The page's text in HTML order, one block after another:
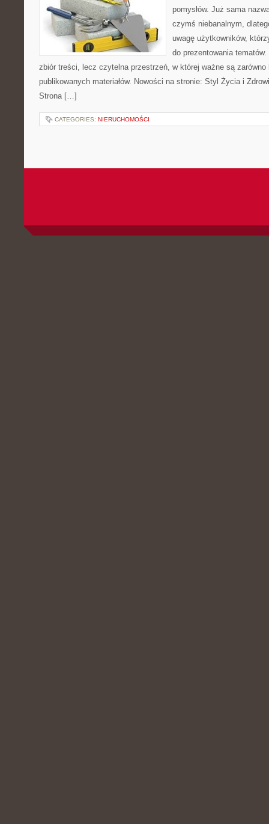
pomysłów. Już sama
czymś niebanalnym,
uwagę użytkowników,
do prezentowania
zbiór treści, lecz czytelna przestrzeń, w której ważne są
publikowanych materiałów. Nowości na stronie: Styl Życia i
Strona […]
CATEGORIES: NIERUCHOMOŚCI